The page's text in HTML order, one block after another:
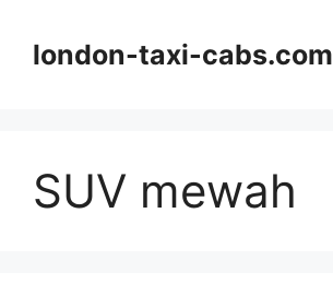
london-taxi-cabs.com
SUV mewah